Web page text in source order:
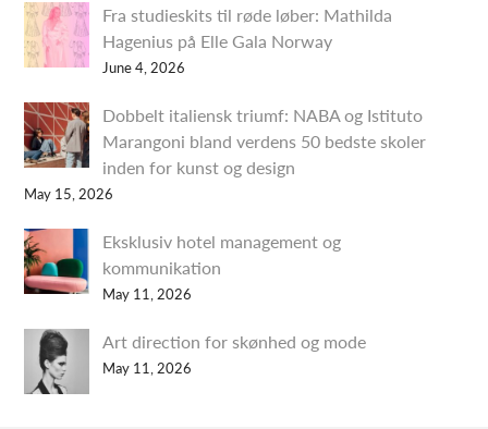
Fra studieskits til røde løber: Mathilda
Hagenius på Elle Gala Norway
June 4, 2026
Dobbelt italiensk triumf: NABA og Istituto
Marangoni bland verdens 50 bedste skoler
inden for kunst og design
May 15, 2026
Eksklusiv hotel management og
kommunikation
May 11, 2026
Art direction for skønhed og mode
May 11, 2026